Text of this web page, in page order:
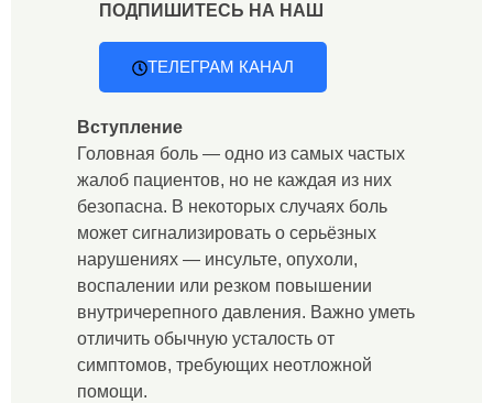
ПОДПИШИТЕСЬ НА НАШ
ТЕЛЕГРАМ КАНАЛ
Вступление
Головная боль — одно из самых частых
жалоб пациентов, но не каждая из них
безопасна. В некоторых случаях боль
может сигнализировать о серьёзных
нарушениях — инсульте, опухоли,
воспалении или резком повышении
внутричерепного давления. Важно уметь
отличить обычную усталость от
симптомов, требующих неотложной
помощи.